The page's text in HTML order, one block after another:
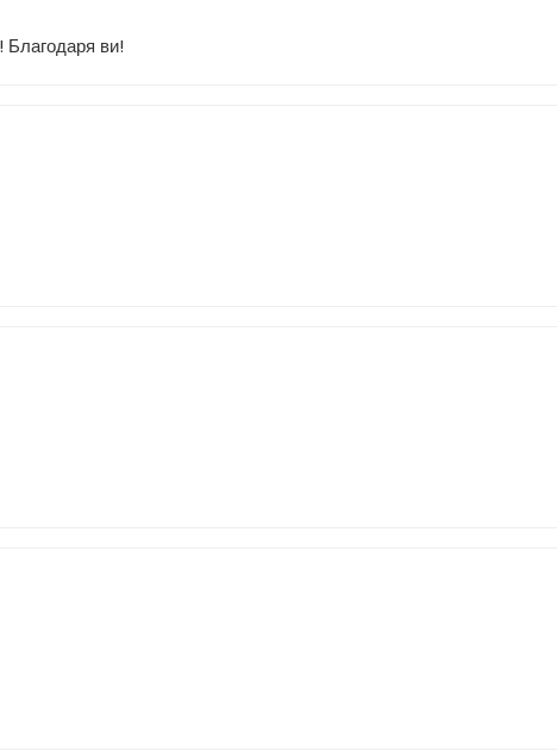
Благодаря ви!